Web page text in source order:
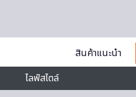
สินค้าแนะนำ
ไลฟ์สไตล์